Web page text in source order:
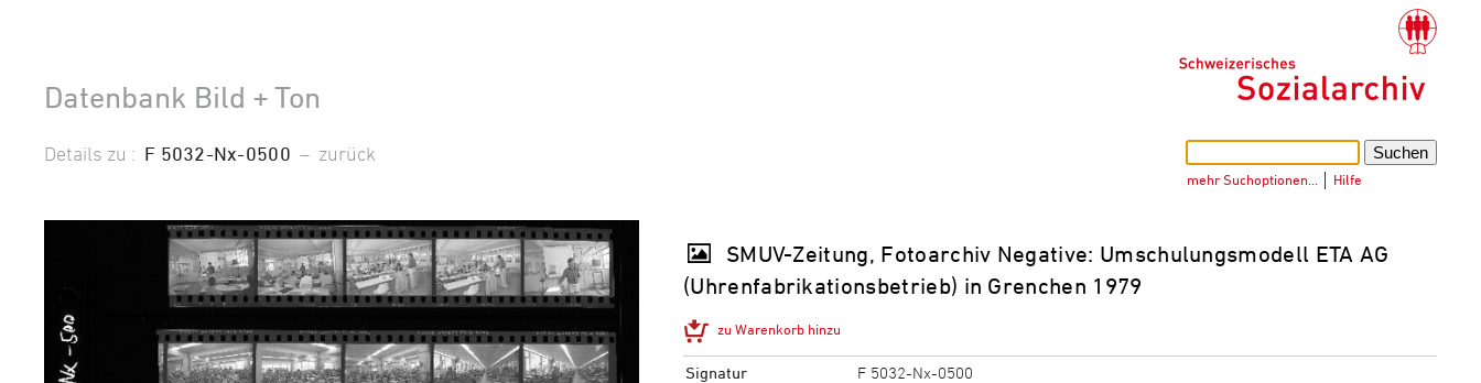
Datenbank Bild + Ton
mehr Suchoptionen… Hilfe
Details zu : F 5032-Nx-0500 – zurück
SMUV-Zeitung, Fotoarchiv Negative: Umschulungsmodell ETA AG
(Uhrenfabrikationsbetrieb) in Grenchen 1979
zu Warenkorb hinzu
Signatur
F 5032-Nx-0500